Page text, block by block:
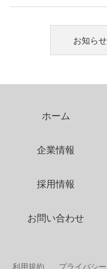
お知ら
ホーム
企業情報
採用情報
お問い合わせ
利用規約 プライバシ